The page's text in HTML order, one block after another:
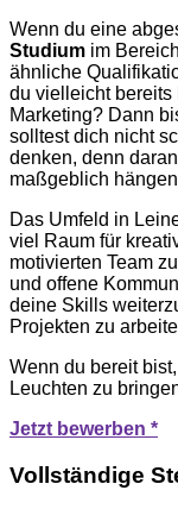
Wenn du eine
Studium im Bereich
ähnliche
du vielleicht bereits
Marketing? Dann
solltest dich nicht
denken, denn
maßgeblich
Das Umfeld in
viel Raum für
motivierten Team
und offene
deine Skills
Projekten zu
Wenn du bereit
Leuchten zu
Jetzt bewerben *
Vollständige